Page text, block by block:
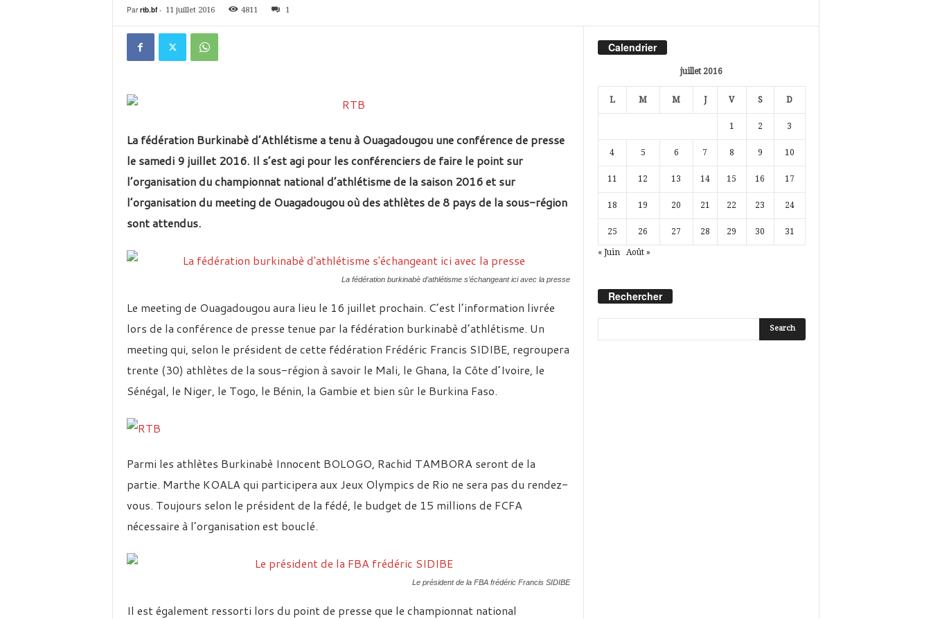
i
Par rtb.bf- 11 juillet 2016 4811 1
La fédération Burkinabè d’Athlétisme a tenu à Ouagadougou une conférence de presse
le samedi 9 juillet 2016. Il s’est agi pour les conférenciers de faire le point sur
l’organisation du championnat national d’athlétisme de la saison 2016 et sur
l’organisation du meeting de Ouagadougou où des athlètes de 8 pays de la sous-région
sont attendus.
La fédération burkinabè d’athlétisme s’échangeant ici avec la presse
Le meeting de Ouagadougou aura lieu le 16 juillet prochain. C’est l’information livrée
lors de la conférence de presse tenue par la fédération burkinabè d’athlétisme. Un
meeting qui, selon le président de cette fédération Frédéric Francis SIDIBE, regroupera
trente (30) athlètes de la sous-région à savoir le Mali, le Ghana, la Côte d’Ivoire, le
Sénégal, le Niger, le Togo, le Bénin, la Gambie et bien sûr le Burkina Faso.
Parmi les athlètes Burkinabè Innocent BOLOGO, Rachid TAMBORA seront de la
partie. Marthe KOALA qui participera aux Jeux Olympics de Rio ne sera pas du rendez-
vous. Toujours selon le président de la fédé, le budget de 15 millions de FCFA
nécessaire à l’organisation est bouclé.
Le président de la FBA frédéric Francis SIDIBE
Il est également ressorti lors du point de presse que le championnat national
Calendrier
juillet 2016
L M M J V S D
1 2 3
4 5 6 7 8 9 10
11 12 13 14 15 16 17
18 19 20 21 22 23 24
25 26 27 28 29 30 31
« Juin Août »
Rechercher